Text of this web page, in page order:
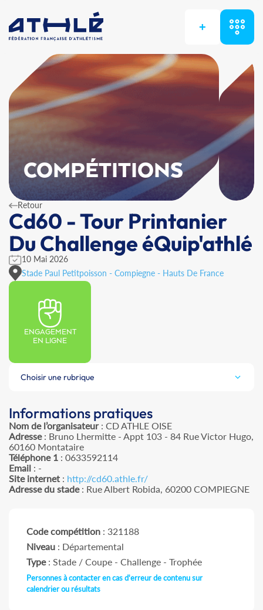
+
COMPÉTITIONS
Retour
Cd60 - Tour Printanier
Du Challenge éQuip'athlé
10 Mai 2026
Stade Paul Petitpoisson - Compiegne - Hauts De France
ENGAGEMENT
EN LIGNE
Choisir une rubrique
Informations pratiques
Nom de l’organisateur: CD ATHLE OISE
Adresse: Bruno Lhermitte - Appt 103 - 84 Rue Victor Hugo,
60160 Montataire
Téléphone 1 : 0633592114
Email : -
Site internet : http://cd60.athle.fr/
Adresse du stade: Rue Albert Robida, 60200 COMPIEGNE
Code compétition : 321188
Niveau : Départemental
Type: Stade / Coupe - Challenge - Trophée
Personnes à contacter en cas d'erreur de contenu sur
calendrier ou résultats